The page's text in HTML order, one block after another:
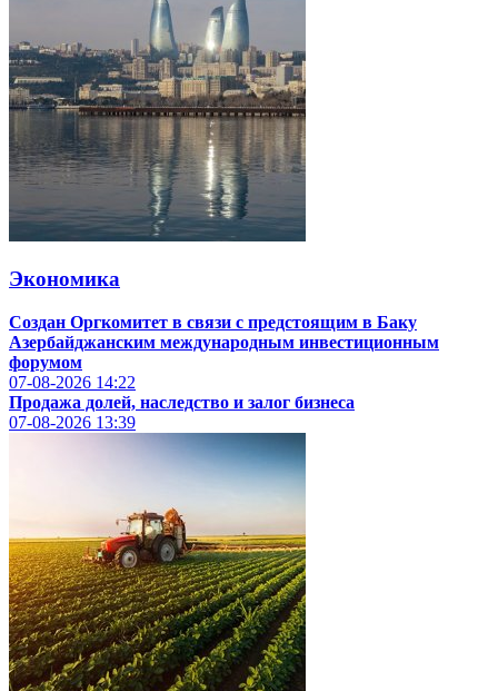
Экономика
Создан Оргкомитет в связи с предстоящим в Баку
Азербайджанским международным инвестиционным
форумом
07-08-2026 14:22
Продажа долей, наследство и залог бизнеса
07-08-2026 13:39